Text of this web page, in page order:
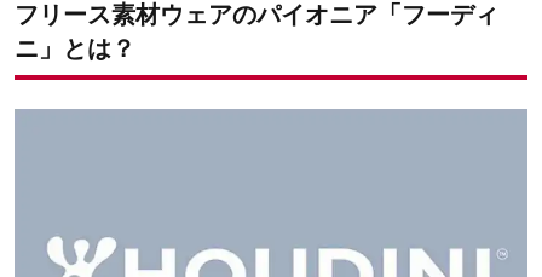
【フーディニ メンズトレイルショーツ】
【フーディニ リキッドロックパンツ】
【フーディニ ロングパワータイツ】
【フーディー アクティビストタイツ/トゥルー・ブラック】
フリース素材ウェアのパイオニア「フーディ
ニ」とは？